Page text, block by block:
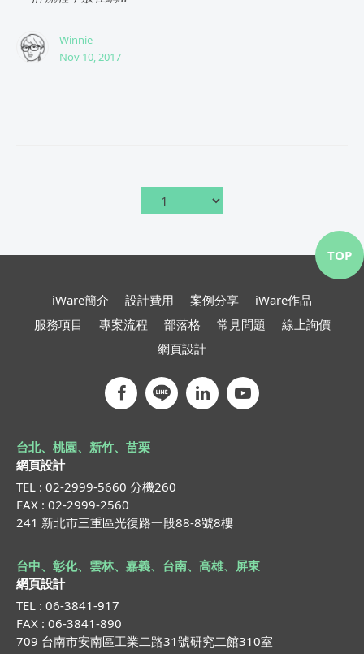
Winnie
Nov 10, 2017
iWare簡介 設計費用 案例分享
iWare作品
服務項目
專案流程 部落格 常見問題
線上詢價
網頁設計
台北、桃園、新竹、苗栗
網頁設計
TEL : 02-2999-5660 分機260
FAX : 02-2999-2560
241 新北市三重區光復路一段88-8號8樓
台中、彰化、雲林、嘉義、台南、高雄、屏東
網頁設計
TEL : 06-3841-917
FAX : 06-3841-890
709 台南市安南區工業二路31號研究二館310室
TOP